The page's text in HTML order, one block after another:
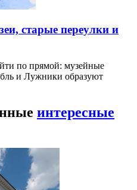
старые переулки и
по прямой: музейные
и Лужники образуют
интересные